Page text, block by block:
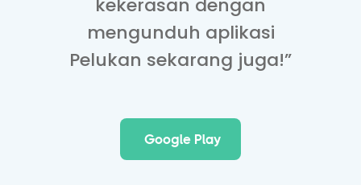
kekerasan dengan
mengunduh aplikasi
Pelukan sekarang juga!”
Google Play